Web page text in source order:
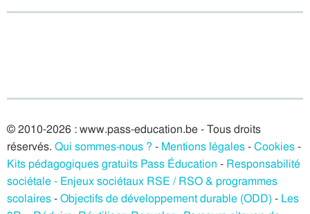
© 2010-2026 : www.pass-education.be - Tous droits
réservés. Qui sommes-nous ? - Mentions légales-Cookies-
Kits pédagogiques gratuits Pass Éducation - Responsabilité
sociétale - Enjeux sociétaux RSE / RSO & programmes
scolaires-Objectifs de développement durable (ODD) - Les